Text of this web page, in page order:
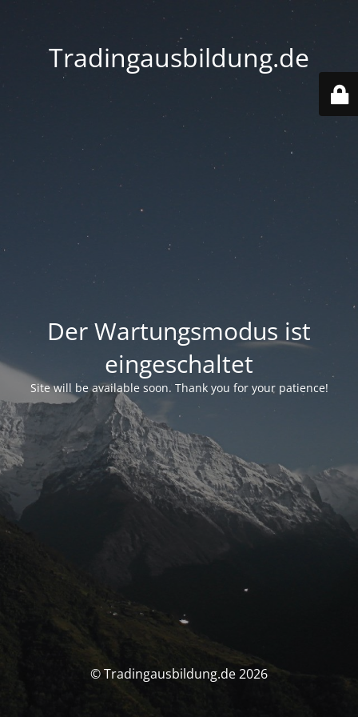
Tradingausbildung.de
Der Wartungsmodus ist
eingeschaltet
Site will be available soon. Thank you for your patience!
© Tradingausbildung.de 2026